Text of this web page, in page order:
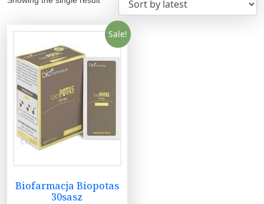
Sale!
Biofarmacja Biopotas
30sasz